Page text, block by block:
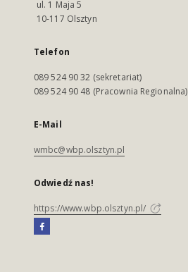
ul. 1 Maja 5
10-117 Olsztyn
Telefon
089 524 90 32 (sekretariat)
089 524 90 48 (Pracownia Regionalna)
E-Mail
wmbc@wbp.olsztyn.pl
Odwiedź nas!
https://www.wbp.olsztyn.pl/